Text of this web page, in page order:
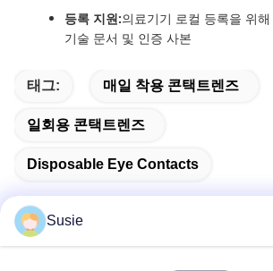
등록 지원:의료기기 로컬 등록을 위
기술 문서 및 인증 사본
태그: 매일 착용 콘택트렌즈
일회용 콘택트렌즈
Disposable Eye Contacts
Susie